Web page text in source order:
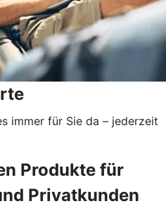
immer für Sie da – jederzeit
Produkte für
Privatkunden